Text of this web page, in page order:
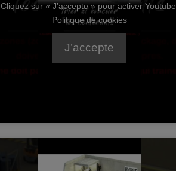
Cliquez sur « J’accepte » pour activer Youtube
Politique de cookies
J’accepte